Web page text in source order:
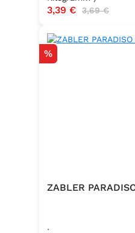
Verkaufspreis:
3,39 € Regulärer Preis:
3,69 €
Rabatt
%
ZABLER
.